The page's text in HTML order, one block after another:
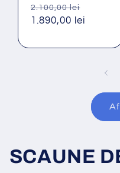
Preț
obișnuit
2.100,00 lei
1.890,00 lei
SCAUNE